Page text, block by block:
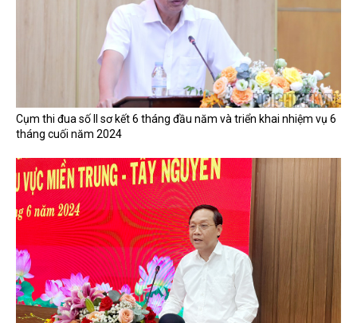
Cụm thi đua số II sơ kết 6 tháng đầu năm và triển khai nhiệm vụ 6
tháng cuối năm 2024